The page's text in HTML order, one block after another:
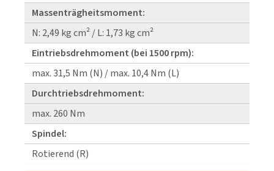
Massenträgheitsmoment:
N: 2,49 kg cm² / L: 1,73 kg cm²
Eintriebsdrehmoment (bei 1500 rpm):
max. 31,5 Nm (N) / max. 10,4 Nm (L)
Durchtriebsdrehmoment:
max. 260 Nm
Spindel:
Rotierend (R)